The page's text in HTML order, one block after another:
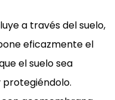
a través del suelo,
eficazmente el
el suelo sea